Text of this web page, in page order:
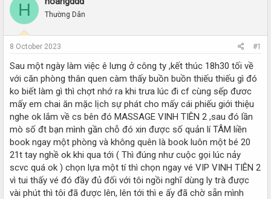
a
d
s
a
r
t
r
r
d
e
H Thường Dân
8 October 2023 #1
Sau một ngày làm việc ê lưng ở công ty ,kết thúc 18h30 tối về
với căn phòng thân quen càm thấy buồn buồn thiếu thiếu gì đó
ko biết làm gì thì chợt nhớ ra khi trưa lúc đi cf cùng sếp đươc
mấy em chai ăn mặc lịch sự phát cho mấy cái phiếu giới thiệu
nghe ok lắm về cs bên đó MASSAGE VINH TIÊN 2 ,sau đó lần
mò số đt bạn mình gần chỗ đó xin được số quản lí TÂM liền
book ngay một phòng và không quên là book luôn một bé 20
21t tay nghề ok khi qua tới ( Thì đúng như cuộc gọi lúc nảy
scvc quá ok ) chọn lựa một tí thì chọn ngay vé VIP VINH TIÊN 2
vì tui thấy vé đó đầy đủ đối với tôi ngồi nghĩ dùng ly trà được
vài phút thì tôi đã được lên, lên tới thì e ấy đã chờ sẵn mình